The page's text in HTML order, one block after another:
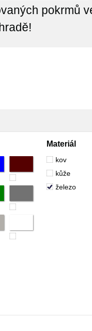
pokrmů
Materiál
kov
kůže
železo